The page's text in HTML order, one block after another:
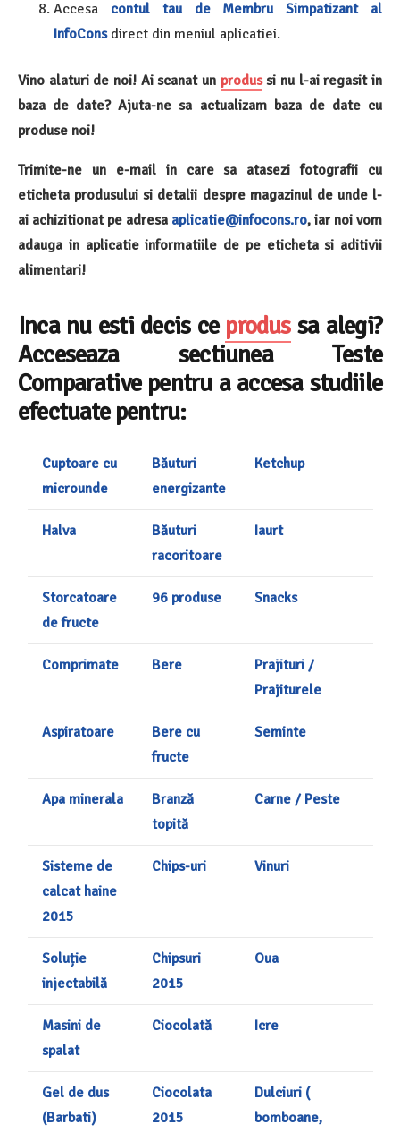
Accesa contul tau de Membru Simpatizant al
InfoConsdirect din meniul aplicatiei.
Vino alaturi de noi! Ai scanat un produssi nu l-ai regasit in
baza de date? Ajuta-ne sa actualizam baza de date cu
produse noi!
Trimite-ne un e-mail in care sa atasezi fotografii cu
eticheta produsului si detalii despre magazinul de unde l-
ai achizitionat pe adresa aplicatie@infocons.ro, iar noi vom
adauga in aplicatie informatiile de pe eticheta si aditivii
alimentari!
Inca nu esti decis ce produssa alegi?
Acceseaza sectiunea Teste
Comparative pentru a accesa studiile
efectuate pentru:
Cuptoare cu
microunde
Băuturi
energizante
Ketchup
Halva
Băuturi
racoritoare
Iaurt
Storcatoare
de fructe
96 produse Snacks
Comprimate Bere
Prajituri /
Prajiturele
Aspiratoare
Bere cu
fructe
Seminte
Apa minerala
Branză
topită
Carne / Peste
Sisteme de
calcat haine
2015
Chips-uri Vinuri
Soluție
injectabilă
Chipsuri
2015
Oua
Masini de
spalat
Ciocolată Icre
Gel de dus
(Barbati)
Ciocolata
2015
Dulciuri (
bomboane,